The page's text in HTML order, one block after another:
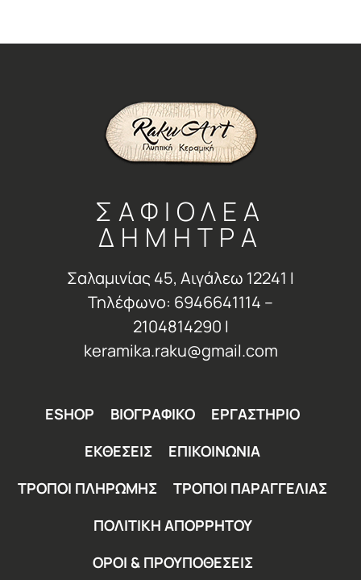
ΣΑΦΙΟΛΕΑ
ΔΗΜΗΤΡΑ
Σαλαμινίας 45, Αιγάλεω 12241 Ι
Τηλέφωνο: 6946641114 –
2104814290 Ι
keramika.raku@gmail.com
ESHOP ΒΙΟΓΡΑΦΙΚΟ
ΕΡΓΑΣΤΗΡΙΟ
ΕΚΘΕΣΕΙΣ
ΕΠΙΚΟΙΝΩΝΙΑ
ΤΡΟΠΟΙ ΠΛΗΡΩΜΗΣ
ΤΡΟΠΟΙ ΠΑΡΑΓΓΕΛΙΑΣ
ΠΟΛΙΤΙΚΗ ΑΠΟΡΡΗΤΟΥ
ΟΡΟΙ & ΠΡΟΥΠΟΘΕΣΕΙΣ